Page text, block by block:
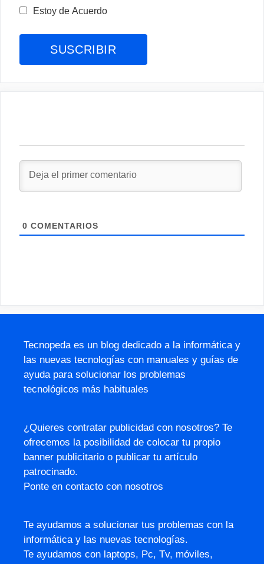
Estoy de Acuerdo
0 COMENTARIOS
Tecnopeda es un blog dedicado a la informática y
las nuevas tecnologías con manuales y guías de
ayuda para solucionar los problemas
tecnológicos más habituales
¿Quieres contratar publicidad con nosotros? Te
ofrecemos la posibilidad de colocar tu propio
banner publicitario o publicar tu artículo
patrocinado.
Ponte en contacto con nosotros
Te ayudamos a solucionar tus problemas con la
informática y las nuevas tecnologías.
Te ayudamos con laptops, Pc, Tv, móviles,